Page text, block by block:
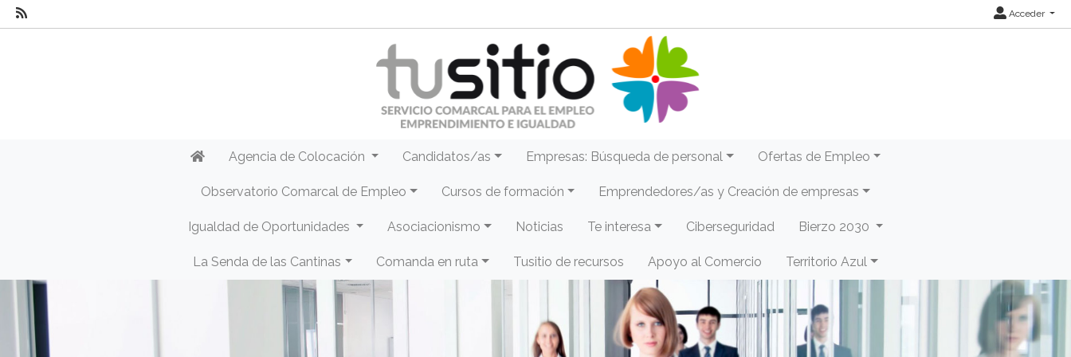
Acceder
Agencia de Colocación Candidatos/as Empresas: Búsqueda de personal Ofertas de Empleo
Observatorio Comarcal de Empleo Cursos de formación Emprendedores/as y Creación de empresas
Igualdad de Oportunidades Asociacionismo Noticias Te interesa Ciberseguridad Bierzo 2030
La Senda de las Cantinas Comanda en ruta Tusitio de recursos Apoyo al Comercio Territorio Azul